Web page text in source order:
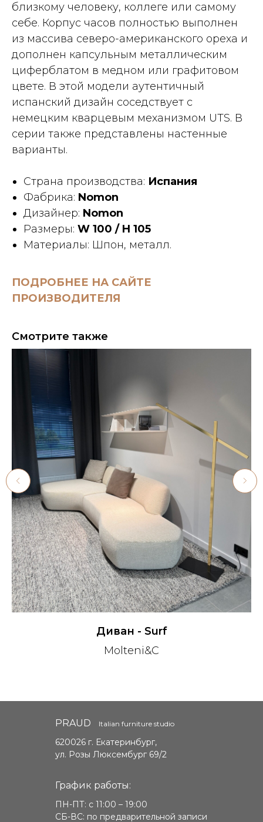
близкому человеку, коллеге или самому
себе. Корпус часов полностью выполнен
из массива северо-американского ореха и
дополнен капсульным металлическим
циферблатом в медном или графитовом
цвете. В этой модели аутентичный
испанский дизайн соседствует с
немецким кварцевым механизмом UTS. В
серии также представлены настенные
варианты.
Страна производства: Испания
Фабрика: Nomon
Дизайнер: Nomon
Размеры: W 100 / H 105
Материалы: Шпон, металл.
ПОДРОБНЕЕ НА САЙТЕ
ПРОИЗВОДИТЕЛЯ
Смотрите также
Диван - Surf
Molteni&C
PRAUD
620026 г. Екатеринбург,
ул. Розы Люксембург 69/2
График работы:
ПН-ПТ: с 11:00 – 19:00
СБ-ВС: по предварительной записи
Italian furniture studio